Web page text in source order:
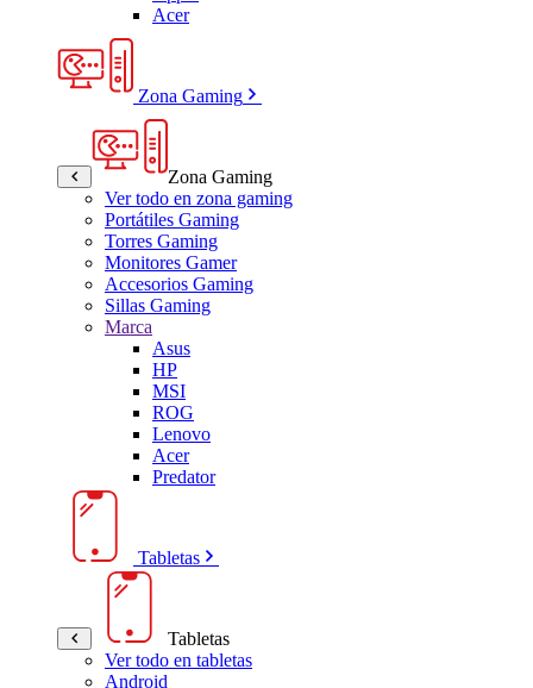
Acer
Zona Gaming
Zona Gaming
Ver todo en zona gaming
Portátiles Gaming
Torres Gaming
Monitores Gamer
Accesorios Gaming
Sillas Gaming
Marca
Asus
HP
MSI
ROG
Lenovo
Acer
Predator
Tabletas
Tabletas
Ver todo en tabletas
Android